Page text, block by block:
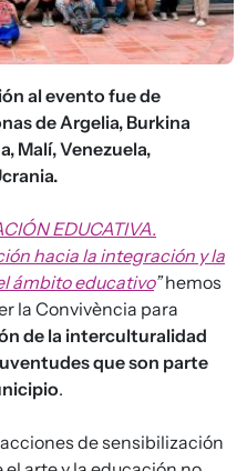
al evento fue de
de Argelia, Burkina
Malí, Venezuela,
EDUCATIVA.
hacia la integración y la
ámbito educativo”hemos
la Convivència para
de la interculturalidad
que son parte
.
de sensibilización